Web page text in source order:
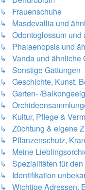
↳ Frauenschuhe
↳ Masdevallia und
↳ Odontoglossum und
↳ Phalaenopsis und
↳ Vanda und ähnliche
↳ Sonstige Gattungen
↳ Geschichte, Kunst,
↳ Garten- /
↳
↳ Kultur, Pflege &
↳ Züchtung & eigene
↳ Pflanzenschutz,
↳ Meine
↳ Spezialitäten für den
↳ Identifikation
↳ Wichtige Adressen,